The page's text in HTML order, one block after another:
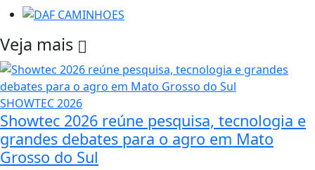
Veja mais
SHOWTEC 2026
Showtec 2026 reúne pesquisa, tecnologia e
grandes debates para o agro em Mato
Grosso do Sul